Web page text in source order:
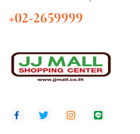
+02-2659999